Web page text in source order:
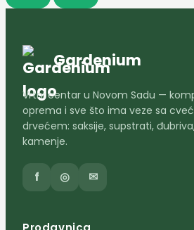
Gardenium
Vrtni centar u Novom Sadu —
oprema i sve što ima veze sa
drvećem: saksije, supstrati,
kamenje.
f ◎ ✉